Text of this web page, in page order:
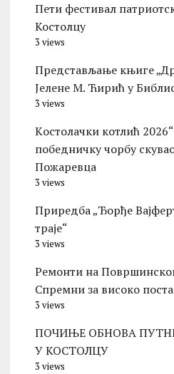
Пети фестивал
Костолцу
3 views
Представљање књиге
Јелене М. Ћирић у
3 views
Kостолачки котлић
победничку чорбу
Пожаревца
3 views
Приредба „Ђорђе
траје“
3 views
Ремонти на
Спремни за високо
3 views
ПОЧИЊЕ ОБНОВА
У КОСТОЛЦУ
3 views